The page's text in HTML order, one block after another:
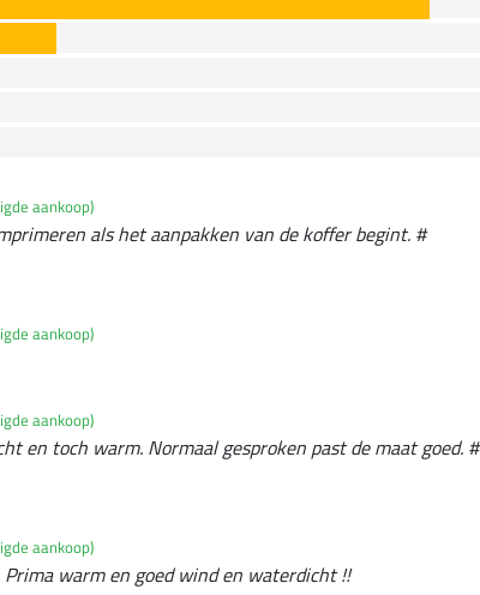
aankoop)
als het aanpakken van de koffer begint. #
aankoop)
aankoop)
en toch warm. Normaal gesproken past de maat goed. #
aankoop)
warm en goed wind en waterdicht !!